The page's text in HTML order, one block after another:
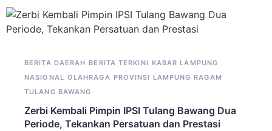
BERITA DAERAH BERITA TERKINI KABAR LAMPUNG
NASIONAL OLAHRAGA PROVINSI LAMPUNG RAGAM
TULANG BAWANG
Zerbi Kembali Pimpin IPSI Tulang Bawang Dua
Periode, Tekankan Persatuan dan Prestasi